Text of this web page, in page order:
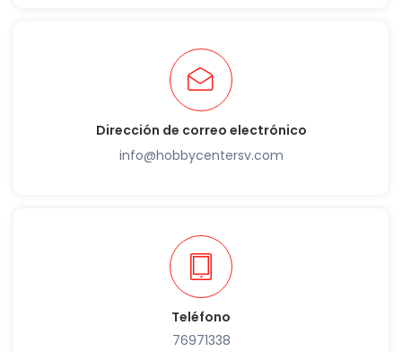
Dirección de correo electrónico
info@hobbycentersv.com
Teléfono
76971338